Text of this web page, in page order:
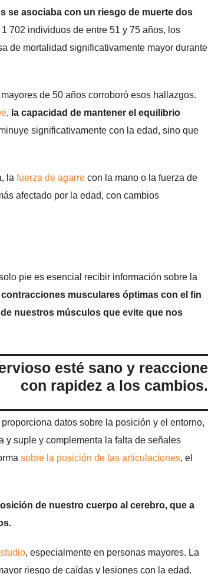
se asociaba con un riesgo de muerte dos
702 individuos de entre 51 y 75 años, los
de mortalidad significativamente mayor durante
de 50 años corroboró esos hallazgos.
, la capacidad de mantener el equilibrio
significativamente con la edad, sino que
la fuerza de agarre con la mano o la fuerza de
afectado por la edad, con cambios
pie es esencial recibir información sobre la
musculares óptimas con el fin
nuestros músculos que evite que nos
esté sano y reaccione
con rapidez a los cambios.
datos sobre la posición y el entorno,
y suple y complementa la falta de señales
sobre la posición de las articulaciones, el
de nuestro cuerpo al cerebro, que a
, especialmente en personas mayores. La
riesgo de caídas y lesiones con la edad.